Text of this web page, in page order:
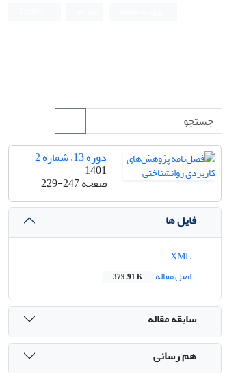
دوره 13، شماره 2
1401
صفحه229-247
فایل ها
اصل مقاله
379.91 K
سابقه مقاله
هم رسانی